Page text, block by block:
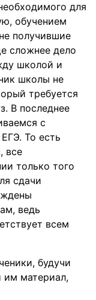
для
обучением
получившие
сложнее дело
школой и
школы не
требуется
В последнее
с
То есть
все
только того
сдачи
ведь
всем
будучи
им материал,